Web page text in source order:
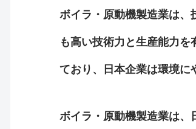
ボイラ・原動機製造業は、
も高い技術力と生産能力
ており、日本企業は環境に
ボイラ・原動機製造業は、